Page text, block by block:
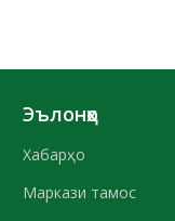
Эълонҳо
Хабарҳо
Маркази тамос